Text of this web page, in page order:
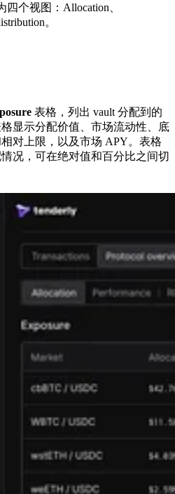
四个视图：Allocation、
。
表格，列出 vault 分配到的
显示分配价值、市场流动性、底
对上限，以及市场 APY。表格
况，可在绝对值和百分比之间切